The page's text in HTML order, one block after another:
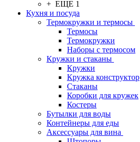
+ ЕЩЕ 1
Кухня и посуда
Термокружки и термосы
Термосы
Термокружки
Наборы с термосом
Кружки и стаканы
Кружки
Кружка конструктор
Стаканы
Коробки для кружек
Костеры
Бутылки для воды
Контейнеры для еды
Аксессуары для вина